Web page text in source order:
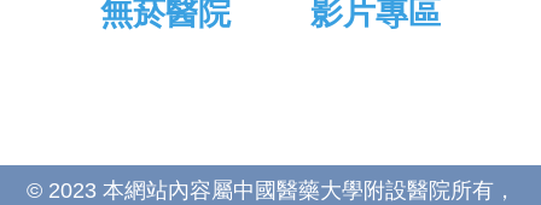
無菸醫院 影片專區
© 2023 本網站內容屬中國醫藥大學附設醫院所有，